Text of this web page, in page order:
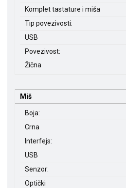
Komplet tastature i miša
Tip povezivosti:
USB
Povezivost:
Žična
Miš
Boja:
Crna
Interfejs:
USB
Senzor:
Optički